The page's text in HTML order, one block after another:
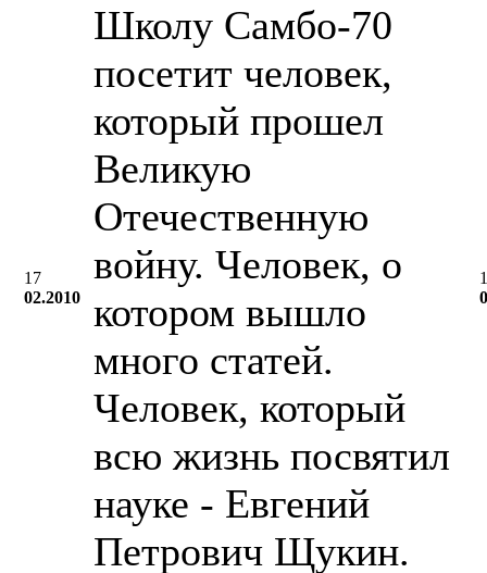
17
02.2010
Школу Cамбо-70
посетит человек,
который прошел
Великую
Отечественную
войну. Человек, о
котором вышло
много статей.
Человек, который
всю жизнь посвятил
науке - Евгений
Петрович Щукин.